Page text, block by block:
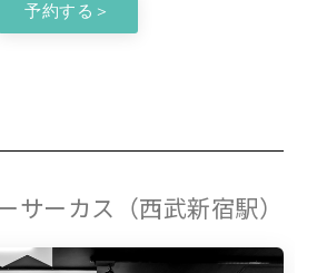
予約する＞
サーカス（西武新宿駅）